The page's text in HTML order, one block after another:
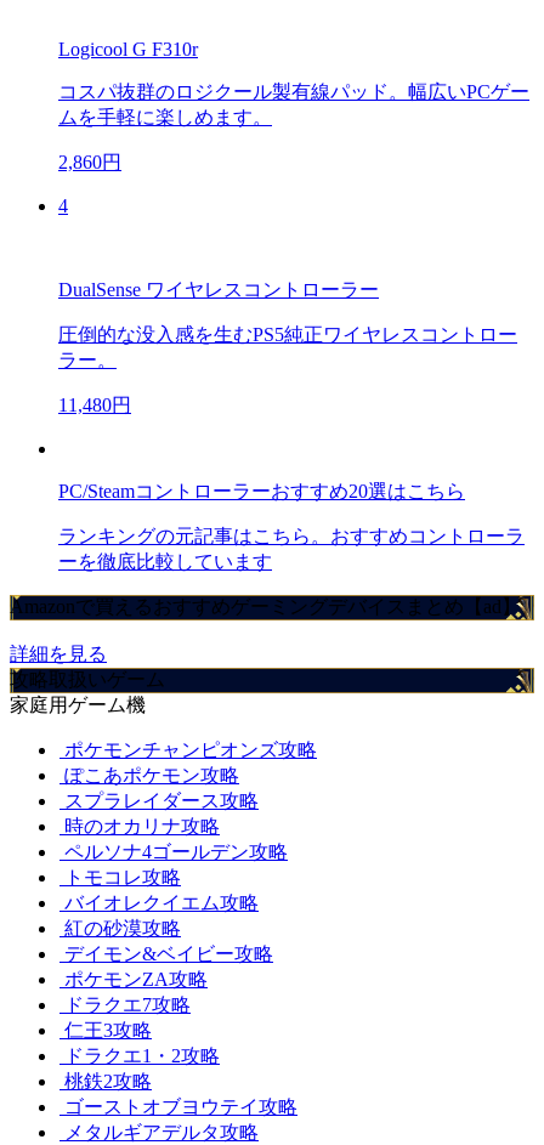
Logicool G F310r
コスパ抜群のロジクール製有線パッド。幅広いPCゲー
ムを手軽に楽しめます。
2,860円
4
DualSense ワイヤレスコントローラー
圧倒的な没入感を生むPS5純正ワイヤレスコントロー
ラー。
11,480円
PC/Steamコントローラーおすすめ20選はこちら
ランキングの元記事はこちら。おすすめコントローラ
ーを徹底比較しています
Amazonで買えるおすすめゲーミングデバイスまとめ【ad】
詳細を見る
攻略取扱いゲーム
家庭用ゲーム機
ポケモンチャンピオンズ攻略
ぽこあポケモン攻略
スプラレイダース攻略
時のオカリナ攻略
ペルソナ4ゴールデン攻略
トモコレ攻略
バイオレクイエム攻略
紅の砂漠攻略
デイモン&ベイビー攻略
ポケモンZA攻略
ドラクエ7攻略
仁王3攻略
ドラクエ1・2攻略
桃鉄2攻略
ゴーストオブヨウテイ攻略
メタルギアデルタ攻略